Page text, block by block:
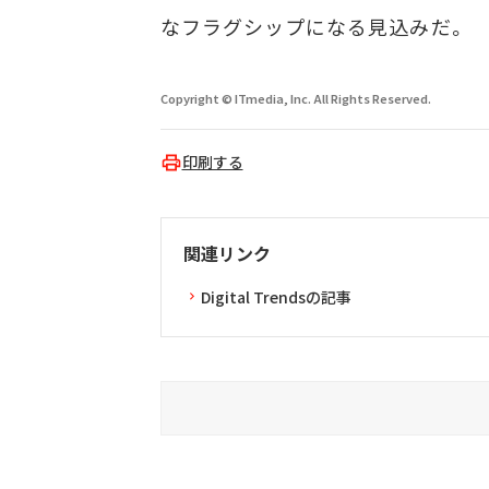
なフラグシップになる見込みだ。
Copyright © ITmedia, Inc. All Rights Reserved.
印刷する
関連リンク
Digital Trendsの記事